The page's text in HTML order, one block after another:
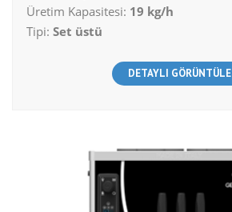
Üretim Kapasitesi: 19 kg/h
Tipi: Set üstü
DETAYLI GÖRÜNTÜLE